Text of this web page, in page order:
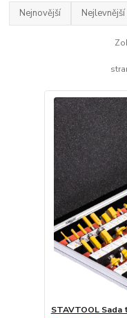
Nejnovější Nejlevnější
STAVTOOL